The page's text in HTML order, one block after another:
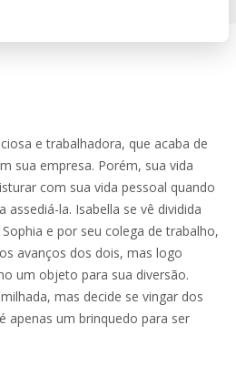
e trabalhadora, que acaba de
sua empresa. Porém, sua vida
com sua vida pessoal quando
assediá-la. Isabella se vê dividida
e por seu colega de trabalho,
avanços dos dois, mas logo
um objeto para sua diversão.
mas decide se vingar dos
apenas um brinquedo para ser